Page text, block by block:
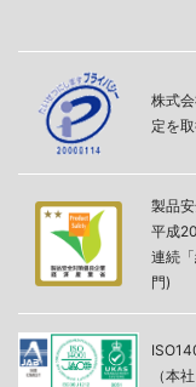
株式
定を取
製品
平成
連続
門)
（本